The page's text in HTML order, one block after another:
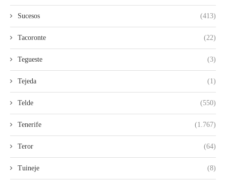
Sucesos (413)
Tacoronte (22)
Tegueste (3)
Tejeda (1)
Telde (550)
Tenerife (1.767)
Teror (64)
Tuineje (8)